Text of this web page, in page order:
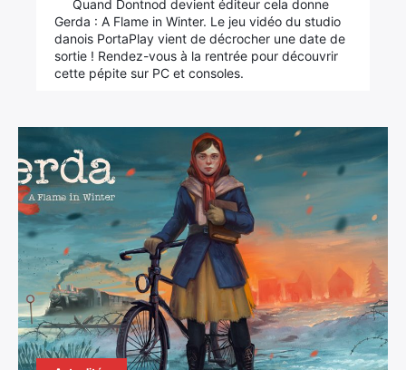
Quand Dontnod devient éditeur cela donne
Gerda : A Flame in Winter. Le jeu vidéo du studio
danois PortaPlay vient de décrocher une date de
sortie ! Rendez-vous à la rentrée pour découvrir
cette pépite sur PC et consoles.